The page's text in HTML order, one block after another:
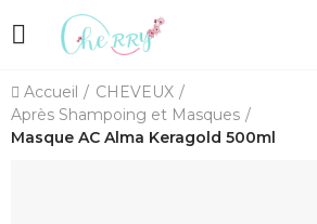
Accueil
CHEVEUX
Après Shampoing et Masques
Masque AC Alma Keragold 500ml